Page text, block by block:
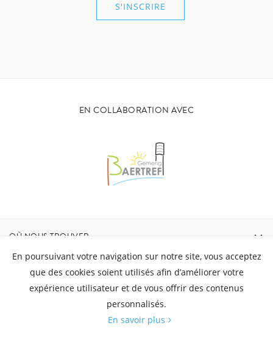
EN COLLABORATION AVEC
OÙ NOUS TROUVER
CONTACT
En poursuivant votre navigation sur notre site, vous acceptez
que des cookies soient utilisés afin d’améliorer votre
expérience utilisateur et de vous offrir des contenus
personnalisés.
En savoir plus